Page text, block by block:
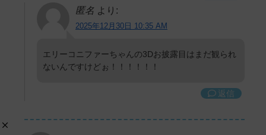
匿名 より:
2025年12月30日 10:35 AM
エリーコニファーちゃんの3Dお披露目はまだ観られ
ないんですけどぉ！！！！！！
返信